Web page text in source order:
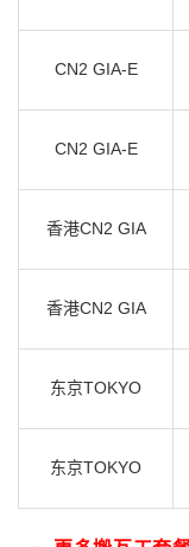
CN2 GIA-E
CN2 GIA-E
香港CN2 GIA
香港CN2 GIA
东京TOKYO
东京TOKYO